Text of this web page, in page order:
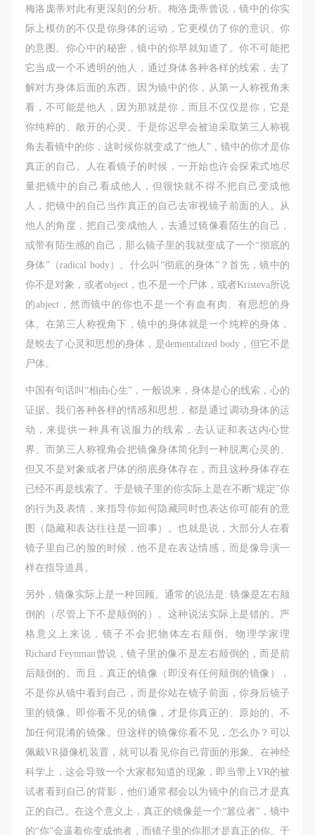
梅洛庞蒂对此有更深刻的分析。梅洛庞蒂曾说，镜中的你实
际上模仿的不仅是你身体的运动，它更模仿了你的意识、你
的意图。你心中的秘密，镜中的你早就知道了。你不可能把
它当成一个不透明的他人，通过身体各种各样的线索，去了
解对方身体后面的东西。因为镜中的你，从第一人称视角来
看，不可能是他人，因为那就是你，而且不仅仅是你，它是
你纯粹的、敞开的心灵。于是你迟早会被迫采取第三人称视
角去看镜中的你，这时候你就变成了“他人”，镜中的你才是你
真正的自己。人在看镜子的时候，一开始也许会探索式地尽
量把镜中的自己看成他人，但很快就不得不把自己变成他
人，把镜中的自己当作真正的自己去审视镜子前面的人。从
他人的角度，把自己变成他人，去通过镜像看陌生的自己，
或带有陌生感的自己，那么镜子里的我就变成了一个“彻底的
身体”（radical body）。什么叫“彻底的身体”？首先，镜中的
你不是对象，或者object，也不是一个尸体，或者Kristeva所说
的abject，然而镜中的你也不是一个有血有肉、有思想的身
体。在第三人称视角下，镜中的身体就是一个纯粹的身体，
是蜕去了心灵和思想的身体，是dementalized body，但它不是
尸体。
中国有句话叫“相由心生”，一般说来，身体是心的线索，心的
证据。我们各种各样的情感和思想，都是通过调动身体的运
动，来提供一种具有说服力的线索，去认证和表达内心世
界。而第三人称视角会把镜像身体简化到一种脱离心灵的、
但又不是对象或者尸体的彻底身体存在，而且这种身体存在
已经不再是线索了。于是镜子里的你实际上是在不断“规定”你
的行为及表情，来指导你如何隐藏同时也表达你可能有的意
图（隐藏和表达往往是一回事）。也就是说，大部分人在看
镜子里自己的脸的时候，他不是在表达情感，而是像导演一
样在指导道具。
另外，镜像实际上是一种回顾。通常的说法是: 镜像是左右颠
倒的（尽管上下不是颠倒的）。这种说法实际上是错的。严
格意义上来说，镜子不会把物体左右颠倒。物理学家理
Richard Feynman曾说，镜子里的像不是左右颠倒的，而是前
后颠倒的。而且，真正的镜像（即没有任何颠倒的镜像），
不是你从镜中看到自己，而是你站在镜子前面，你身后镜子
里的镜像。即你看不见的镜像，才是你真正的、原始的、不
加任何混淆的镜像。但这样的镜像你看不见，怎么办？可以
佩戴VR摄像机装置，就可以看见你自己背面的形象。在神经
科学上，这会导致一个大家都知道的现象，即当带上VR的被
试者看到自己的背影，他们通常都会以为镜中的自己才是真
正的自己。在这个意义上，真正的镜像是一个“篡位者”，镜中
的“你”会逼着你变成他者，而镜子里的你那才是真正的你。于